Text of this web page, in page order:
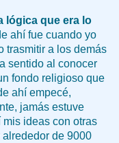
lógica que era lo
ahí fue cuando yo
trasmitir a los demás
sentido al conocer
fondo religioso que
ahí empecé,
jamás estuve
ideas con otras
de 9000